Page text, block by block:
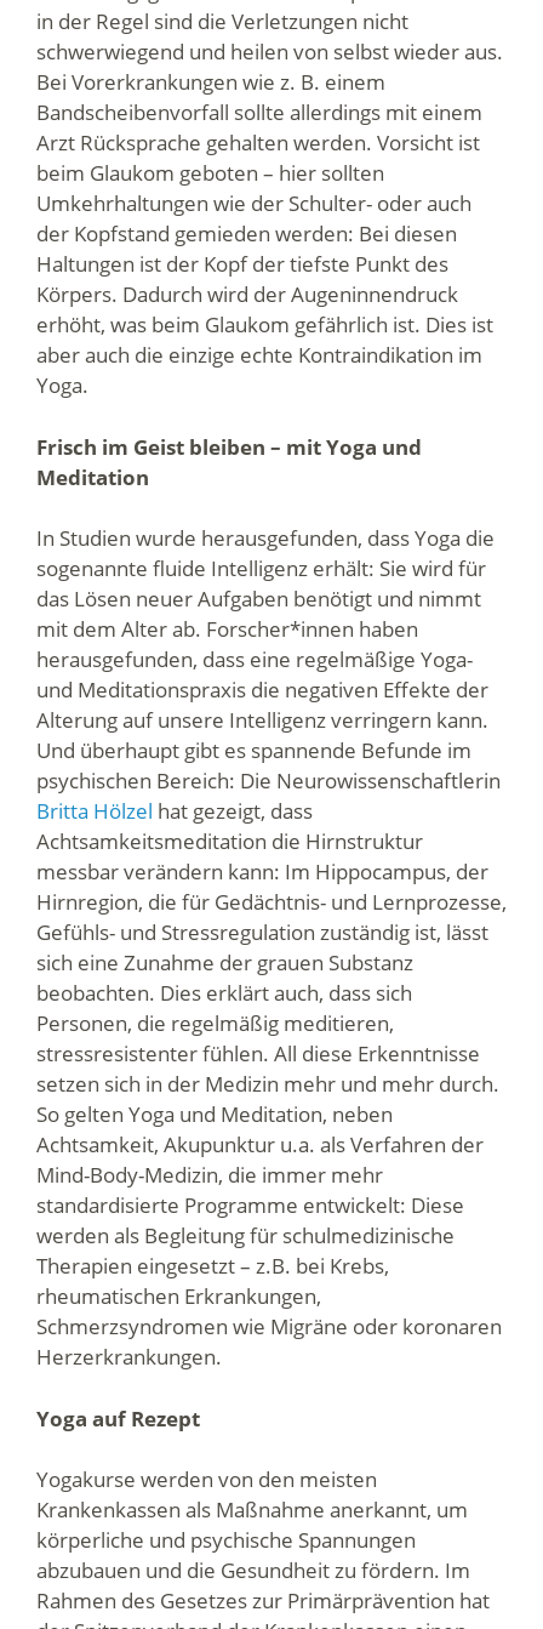
in der Regel sind die Verletzungen nicht
schwerwiegend und heilen von selbst wieder aus.
Bei Vorerkrankungen wie z. B. einem
Bandscheibenvorfall sollte allerdings mit einem
Arzt Rücksprache gehalten werden. Vorsicht ist
beim Glaukom geboten – hier sollten
Umkehrhaltungen wie der Schulter- oder auch
der Kopfstand gemieden werden: Bei diesen
Haltungen ist der Kopf der tiefste Punkt des
Körpers. Dadurch wird der Augeninnendruck
erhöht, was beim Glaukom gefährlich ist. Dies ist
aber auch die einzige echte Kontraindikation im
Yoga.
Frisch im Geist bleiben – mit Yoga und
Meditation
In Studien wurde herausgefunden, dass Yoga die
sogenannte fluide Intelligenz erhält: Sie wird für
das Lösen neuer Aufgaben benötigt und nimmt
mit dem Alter ab. Forscher*innen haben
herausgefunden, dass eine regelmäßige Yoga-
und Meditationspraxis die negativen Effekte der
Alterung auf unsere Intelligenz verringern kann.
Und überhaupt gibt es spannende Befunde im
psychischen Bereich: Die Neurowissenschaftlerin
Britta Hölzel hat gezeigt, dass
Achtsamkeitsmeditation die Hirnstruktur
messbar verändern kann: Im Hippocampus, der
Hirnregion, die für Gedächtnis- und Lernprozesse,
Gefühls- und Stressregulation zuständig ist, lässt
sich eine Zunahme der grauen Substanz
beobachten. Dies erklärt auch, dass sich
Personen, die regelmäßig meditieren,
stressresistenter fühlen. All diese Erkenntnisse
setzen sich in der Medizin mehr und mehr durch.
So gelten Yoga und Meditation, neben
Achtsamkeit, Akupunktur u.a. als Verfahren der
Mind-Body-Medizin, die immer mehr
standardisierte Programme entwickelt: Diese
werden als Begleitung für schulmedizinische
Therapien eingesetzt – z.B. bei Krebs,
rheumatischen Erkrankungen,
Schmerzsyndromen wie Migräne oder koronaren
Herzerkrankungen.
Yoga auf Rezept
Yogakurse werden von den meisten
Krankenkassen als Maßnahme anerkannt, um
körperliche und psychische Spannungen
abzubauen und die Gesundheit zu fördern. Im
Rahmen des Gesetzes zur Primärprävention hat